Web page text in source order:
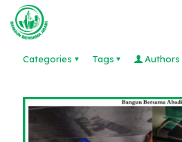
Categories Tags Authors